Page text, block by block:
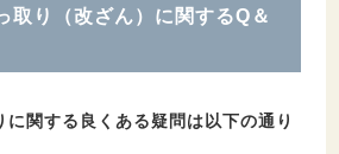
取り（改ざん）に関するQ＆
関する良くある疑問は以下の通り